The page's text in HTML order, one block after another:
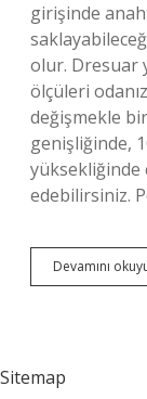
girişinde
olur. Dresuar
ölçüleri
değişmekle
genişliğinde,
yüksekliğinde
edebilirsiniz.
Devamını
Sitemap